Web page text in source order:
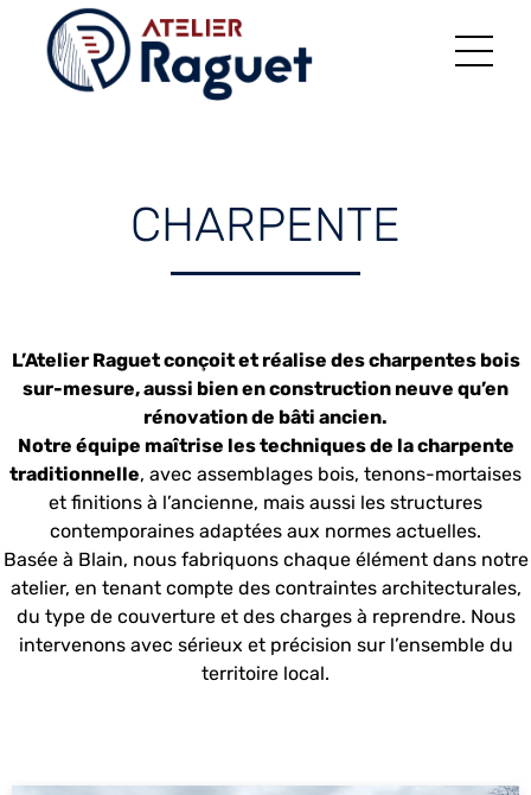
CHARPENTE
L’Atelier Raguet conçoit et réalise des charpentes bois
sur-mesure, aussi bien en construction neuve qu’en
rénovation de bâti ancien.
Notre équipe maîtrise les techniques de la charpente
traditionnelle, avec assemblages bois, tenons-mortaises
et finitions à l’ancienne, mais aussi les structures
contemporaines adaptées aux normes actuelles.
Basée à Blain, nous fabriquons chaque élément dans notre
atelier, en tenant compte des contraintes architecturales,
du type de couverture et des charges à reprendre. Nous
intervenons avec sérieux et précision sur l’ensemble du
territoire local.